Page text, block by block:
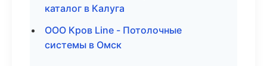
каталог в Калуга
ООО Кров Line - Потолочные
системы в Омск